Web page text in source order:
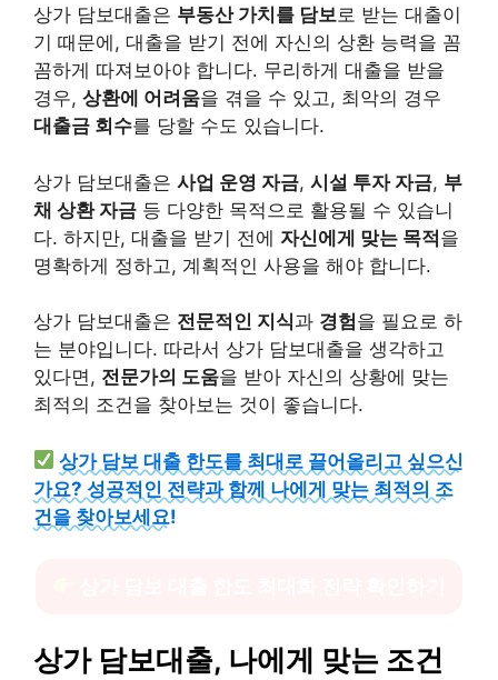
상가 담보대출은 부동산 가치를 담보로 받는 대출이
기 때문에, 대출을 받기 전에 자신의 상환 능력을 꼼
꼼하게 따져보아야 합니다. 무리하게 대출을 받을
경우, 상환에 어려움을 겪을 수 있고, 최악의 경우
대출금 회수를 당할 수도 있습니다.
상가 담보대출은 사업 운영 자금, 시설 투자 자금, 부
채 상환 자금 등 다양한 목적으로 활용될 수 있습니
다. 하지만, 대출을 받기 전에 자신에게 맞는 목적을
명확하게 정하고, 계획적인 사용을 해야 합니다.
상가 담보대출은 전문적인 지식과 경험을 필요로 하
는 분야입니다. 따라서 상가 담보대출을 생각하고
있다면, 전문가의 도움을 받아 자신의 상황에 맞는
최적의 조건을 찾아보는 것이 좋습니다.
상가 담보 대출 한도를 최대로 끌어올리고 싶으신
가요? 성공적인 전략과 함께 나에게 맞는 최적의 조
건을 찾아보세요!
상가 담보대출, 나에게 맞는 조건